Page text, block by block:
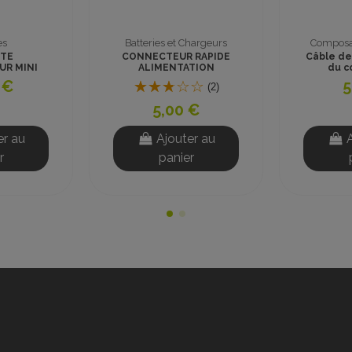
QUAD
H25
au
Eclairage
FEU ARRIERE A DIODES
ELECTROLUMINESCENTES
36V
(1)
18,00 €
Ajouter au
panier
LEVIER